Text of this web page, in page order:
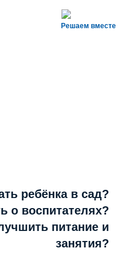
Решаем вместе
ребёнка в сад?
о воспитателях?
питание и
занятия?